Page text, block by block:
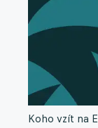
Koho vzít na